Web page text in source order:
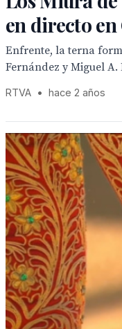
en directo
Enfrente, la terna
Fernández y Miguel A.
RTVA • hace 2 años